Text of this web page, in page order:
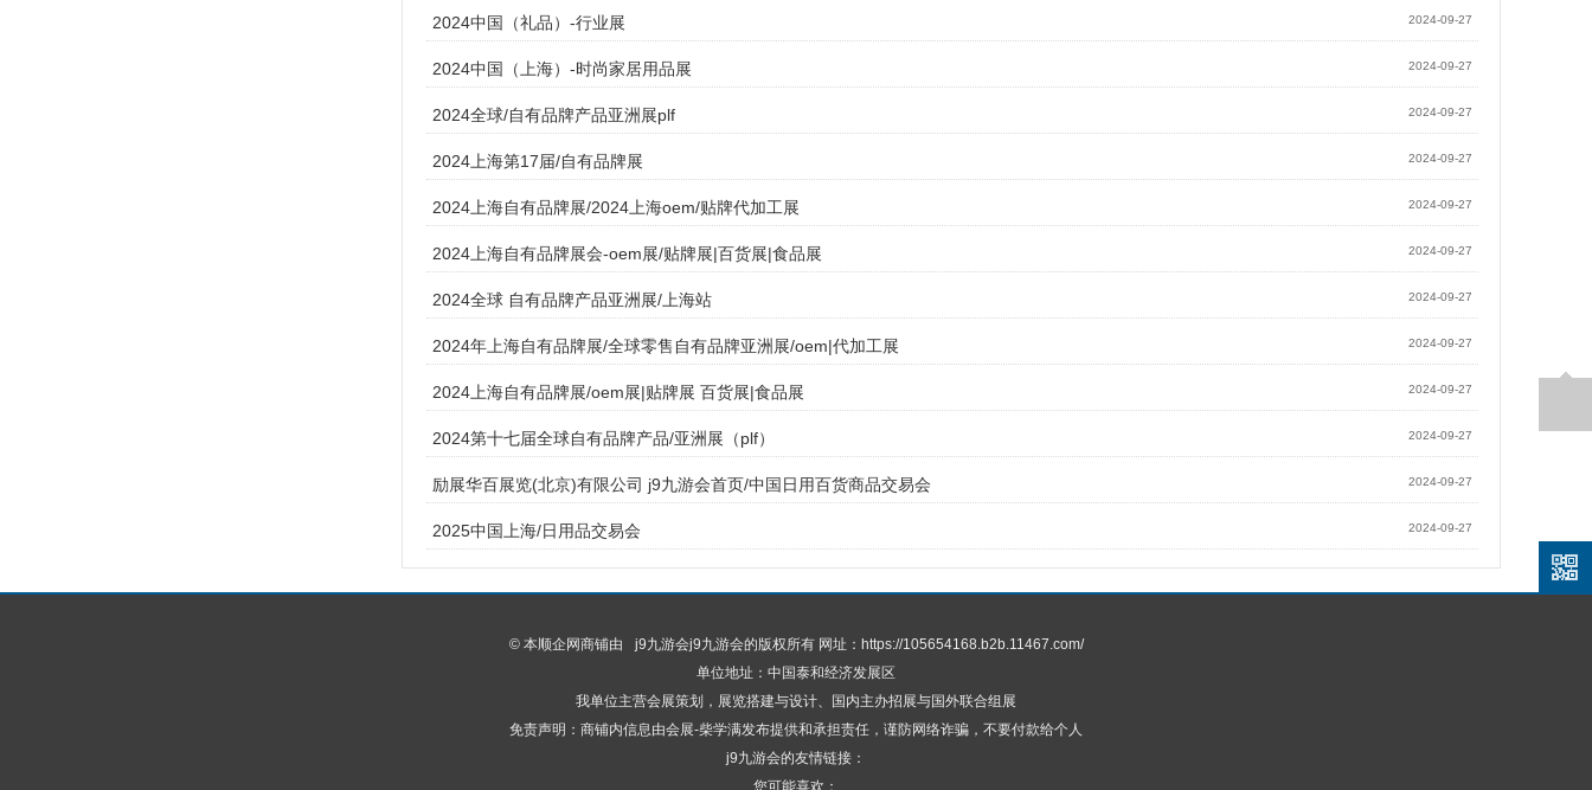
2024中国（礼品）-行业展 2024-09-27
2024中国（上海）-时尚家居用品展 2024-09-27
2024全球/自有品牌产品亚洲展plf 2024-09-27
2024上海第17届/自有品牌展 2024-09-27
2024上海自有品牌展/2024上海oem/贴牌代加工展 2024-09-27
2024上海自有品牌展会-oem展/贴牌展|百货展|食品展 2024-09-27
2024全球 自有品牌产品亚洲展/上海站 2024-09-27
2024年上海自有品牌展/全球零售自有品牌亚洲展/oem|代加工展 2024-09-27
2024上海自有品牌展/oem展|贴牌展 百货展|食品展 2024-09-27
2024第十七届全球自有品牌产品/亚洲展（plf） 2024-09-27
励展华百展览(北京)有限公司 j9九游会首页/中国日用百货商品交易会 2024-09-27
2025中国上海/日用品交易会 2024-09-27
© 本顺企网商铺由 j9九游会j9九游会的版权所有 网址：https://105654168.b2b.11467.com/
单位地址：中国泰和经济发展区
我单位主营会展策划，展览搭建与设计、国内主办招展与国外联合组展
免责声明：商铺内信息由会展-柴学满发布提供和承担责任，谨防网络诈骗，不要付款给个人
j9九游会的友情链接：
您可能喜欢：